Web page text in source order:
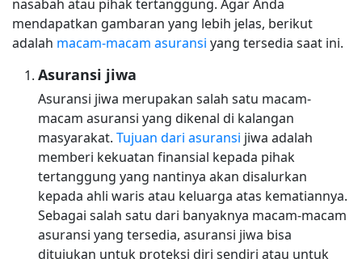
nasabah atau pihak tertanggung. Agar Anda
mendapatkan gambaran yang lebih jelas, berikut
adalah macam-macam asuransi yang tersedia saat ini.
Asuransi jiwa
Asuransi jiwa merupakan salah satu macam-
macam asuransi yang dikenal di kalangan
masyarakat. Tujuan dari asuransi jiwa adalah
memberi kekuatan finansial kepada pihak
tertanggung yang nantinya akan disalurkan
kepada ahli waris atau keluarga atas kematiannya.
Sebagai salah satu dari banyaknya macam-macam
asuransi yang tersedia, asuransi jiwa bisa
ditujukan untuk proteksi diri sendiri atau untuk